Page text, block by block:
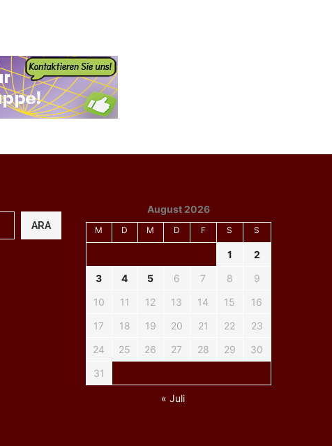
ARA
August 2026
M D M D F S S
1
2
3
4 5 6 7 8
9
10
11 12 13 14 15
16
17
18 19 20 21 22
23
24
25 26 27 28 29
30
31
« Juli